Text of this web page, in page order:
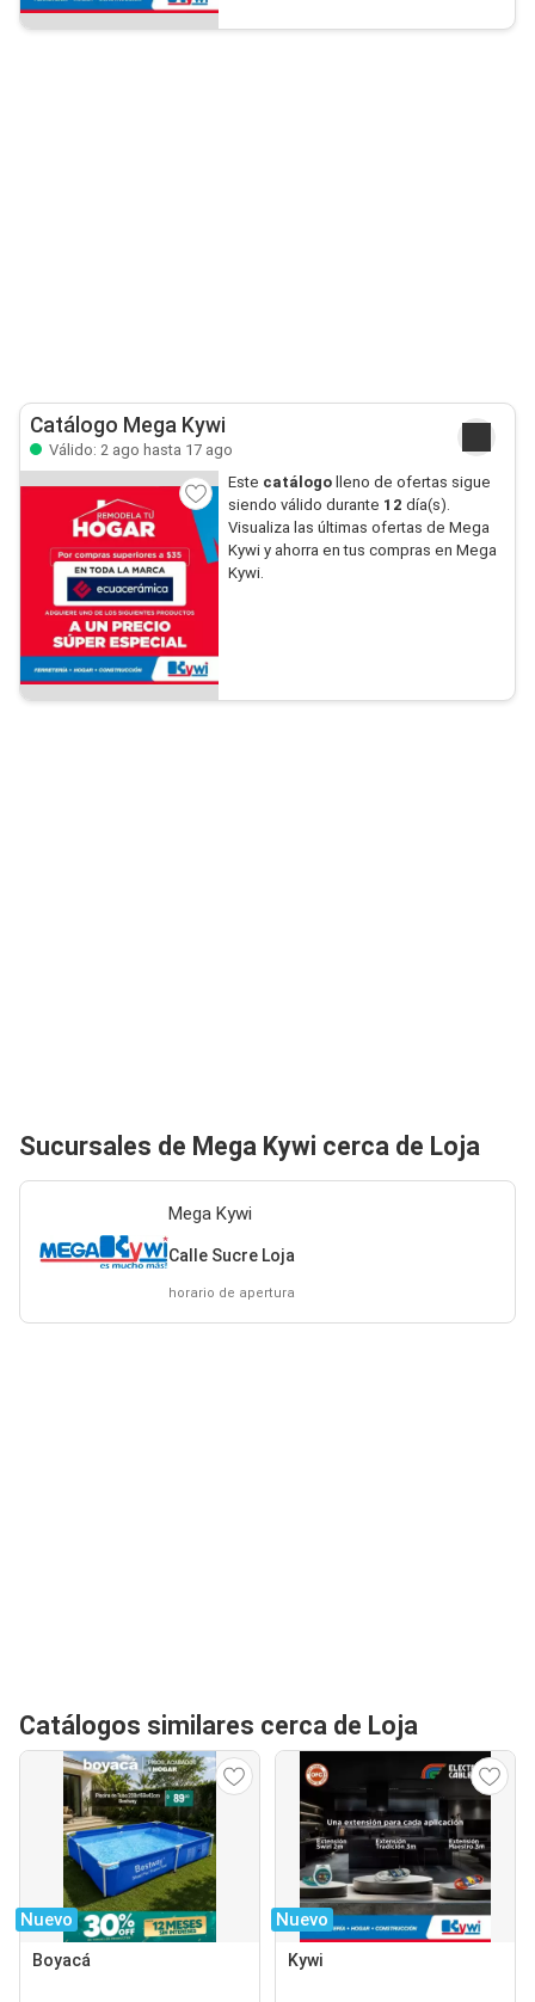
Catálogo Mega Kywi
Válido: 2 ago hasta 17 ago
Este catálogo lleno de ofertas sigue
siendo válido durante 12 día(s).
Visualiza las últimas ofertas de Mega
Kywi y ahorra en tus compras en Mega
Kywi.
Sucursales de Mega Kywi cerca de Loja
Mega Kywi
Calle Sucre Loja
horario de apertura
Catálogos similares cerca de Loja
Nuevo
Boyacá
Nuevo
Kywi